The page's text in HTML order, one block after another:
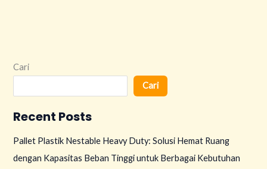
Cari
Cari
Recent Posts
Pallet Plastik Nestable Heavy Duty: Solusi Hemat Ruang
dengan Kapasitas Beban Tinggi untuk Berbagai Kebutuhan